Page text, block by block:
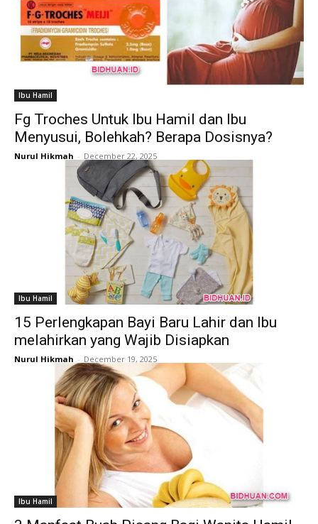
Ibu Hamil
Fg Troches Untuk Ibu Hamil dan Ibu
Menyusui, Bolehkah? Berapa Dosisnya?
Nurul Hikmah - December 22, 2025
Ibu Hamil
15 Perlengkapan Bayi Baru Lahir dan Ibu
melahirkan yang Wajib Disiapkan
Nurul Hikmah - December 19, 2025
Ibu Hamil